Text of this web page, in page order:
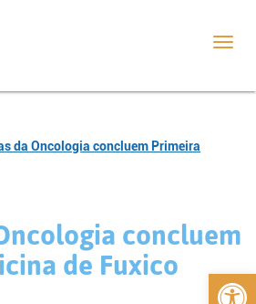
Abrir
da Oncologia concluem Primeira
concluem
de Fuxico